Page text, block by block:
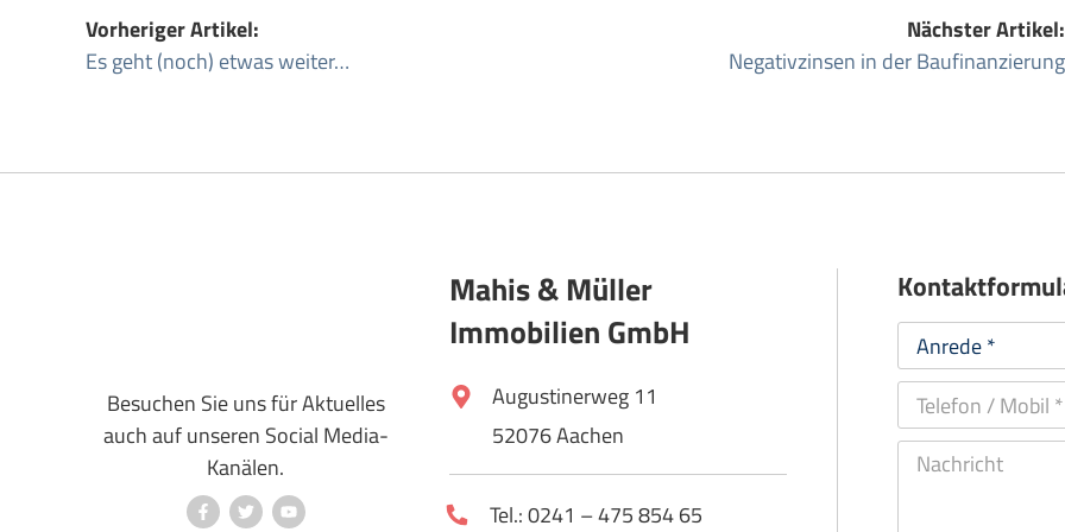
Vorheriger Artikel:
Es geht (noch) etwas weiter…
Nächster Artikel:
Negativzinsen in der Baufinanzierung
Besuchen Sie uns für Aktuelles
auch auf unseren Social Media-
Kanälen.
Mahis & Müller
Immobilien GmbH
Augustinerweg 11
52076 Aachen
Tel.: 0241 – 475 854 65